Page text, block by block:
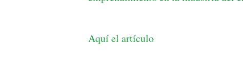
Aquí el artículo